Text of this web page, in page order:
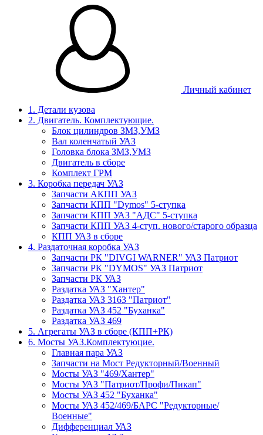
Личный кабинет
1. Детали кузова
2. Двигатель. Комплектующие.
Блок цилиндров ЗМЗ,УМЗ
Вал коленчатый УАЗ
Головка блока ЗМЗ,УМЗ
Двигатель в сборе
Комплект ГРМ
3. Коробка передач УАЗ
Запчасти АКПП УАЗ
Запчасти КПП "Dymos" 5-ступка
Запчасти КПП УАЗ "АДС" 5-ступка
Запчасти КПП УАЗ 4-ступ. нового/старого образца
КПП УАЗ в сборе
4. Раздаточная коробка УАЗ
Запчасти РК "DIVGI WARNER" УАЗ Патриот
Запчасти РК "DYMOS" УАЗ Патриот
Запчасти РК УАЗ
Раздатка УАЗ "Хантер"
Раздатка УАЗ 3163 "Патриот"
Раздатка УАЗ 452 "Буханка"
Раздатка УАЗ 469
5. Агрегаты УАЗ в сборе (КПП+РК)
6. Мосты УАЗ.Комплектуюцие.
Главная пара УАЗ
Запчасти на Мост Редукторный/Военный
Мосты УАЗ "469/Хантер"
Мосты УАЗ "Патриот/Профи/Пикап"
Мосты УАЗ 452 "Буханка"
Мосты УАЗ 452/469/БАРС "Редукторные/
Военные"
Дифференциал УАЗ